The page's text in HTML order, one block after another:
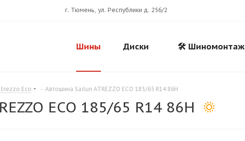
г. Тюмень, ул. Республики д. 256/2
Шины Диски 🛠️ Шиномонтаж
Eco - Автошина Sailun ATREZZO ECO 185/65 R14 86H
ECO 185/65 R14 86H